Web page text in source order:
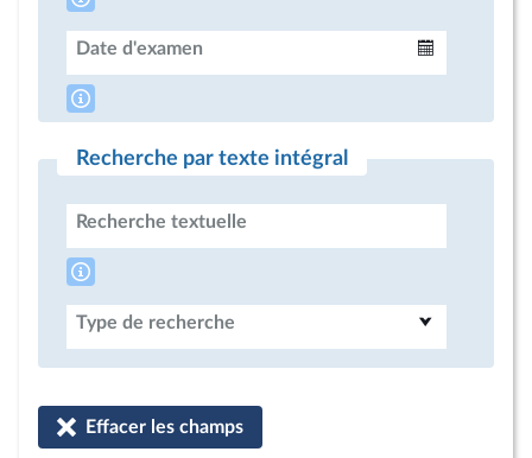
Date d'examen
Recherche par texte intégral
Recherche textuelle
Type de recherche
Effacer les champs